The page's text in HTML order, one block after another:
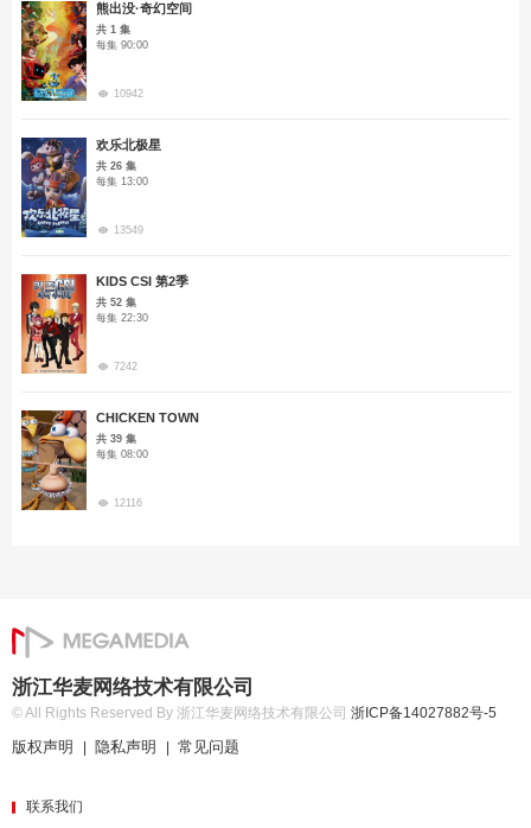
熊出没·奇幻空间
共 1 集
每集 90:00
10942
欢乐北极星
共 26 集
每集 13:00
13549
KIDS CSI 第2季
共 52 集
每集 22:30
7242
CHICKEN TOWN
共 39 集
每集 08:00
12116
浙江华麦网络技术有限公司
© All Rights Reserved By 浙江华麦网络技术有限公司 浙ICP备14027882号-5
版权声明 | 隐私声明 | 常见问题
联系我们